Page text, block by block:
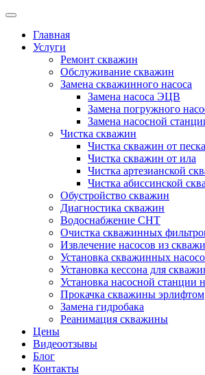
Главная
Услуги
Ремонт скважин
Обслуживание скважин
Замена скважинного насоса
Замена насоса ЭЦВ
Замена погружного
Замена насосной
Чистка скважин
Чистка скважин от песка
Чистка скважин от ила
Чистка артезианской
Чистка абиссинской
Обустройство скважин
Диагностика скважин
Водоснабжение СНТ
Очистка скважинных
Извлечение насосов из
Установка скважинных
Установка кессона для
Установка насосной станции
Прокачка скважины эрлифтом
Замена гидробака
Реанимация скважины
Цены
Видеоотзывы
Блог
Контакты